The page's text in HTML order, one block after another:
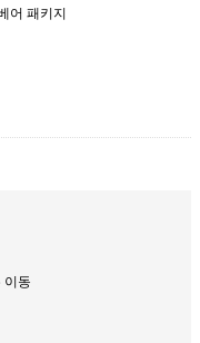
어 패키지
이동